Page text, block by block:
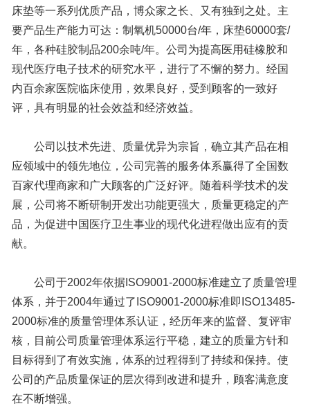
床垫等一系列优质产品，博众家之长、又有独到之处。主
要产品生产能力可达：制氧机50000台/年，床垫60000套/
年，各种硅胶制品200余吨/年。公司为提高医用硅橡胶和
现代医疗电子技术的研究水平，进行了不懈的努力。经国
内百余家医院临床使用，效果良好，受到顾客的一致好
评，具有明显的社会效益和经济效益。
公司以技术先进、质量优异为宗旨，确立其产品在相
应领域中的领先地位，公司完善的服务体系赢得了全国数
百家代理商家和广大顾客的广泛好评。随着科学技术的发
展，公司将不断研制开发出功能更强大，质量更稳定的产
品，为促进中国医疗卫生事业的现代化进程做出应有的贡
献。
公司于2002年依据ISO9001-2000标准建立了质量管理
体系，并于2004年通过了ISO9001-2000标准即ISO13485-
2000标准的质量管理体系认证，经历年来的监督、复评审
核，目前公司质量管理体系运行平稳，建立的质量方针和
目标得到了有效实施，体系的过程得到了持续和保持。使
公司的产品质量保证的层次得到改进和提升，顾客满意度
在不断增强。